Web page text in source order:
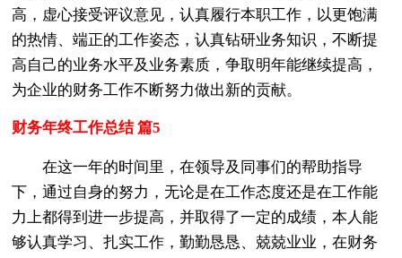
高，虚心接受评议意见，认真履行本职工作，以更饱满
的热情、端正的工作姿态，认真钻研业务知识，不断提
高自己的业务水平及业务素质，争取明年能继续提高，
为企业的财务工作不断努力做出新的贡献。
财务年终工作总结 篇5
在这一年的时间里，在领导及同事们的帮助指导
下，通过自身的努力，无论是在工作态度还是在工作能
力上都得到进一步提高，并取得了一定的成绩，本人能
够认真学习、扎实工作，勤勤恳恳、兢兢业业，在财务